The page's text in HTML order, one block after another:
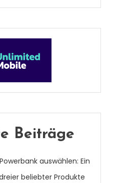
Beiträge
auswählen: Ein
beliebter Produkte